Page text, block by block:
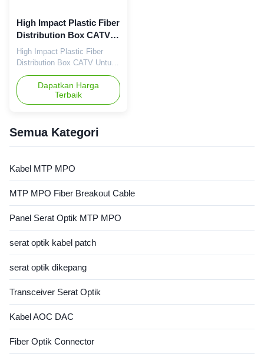
High Impact Plastic Fiber
Distribution Box CATV
Untuk Proyek FTTH
High Impact Plastic Fiber
Distribution Box CATV Untuk
Proyek FTTH Berlaku dalam
proyek FTTH Cocok untuk
aplikasi dinding luar, ruang
bawah tanah, ruang dan
sambungan mekanis,
sambungan fusi, pemisahan
Antarmuka Pengguna Standar
Industri, terbuat ...
Dapatkan Harga
Terbaik
Semua Kategori
Kabel MTP MPO
MTP MPO Fiber Breakout Cable
Panel Serat Optik MTP MPO
serat optik kabel patch
serat optik dikepang
Transceiver Serat Optik
Kabel AOC DAC
Fiber Optik Connector